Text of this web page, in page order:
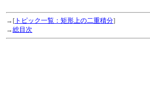
→[ トピック一覧：矩形上の二重積分]
→総目次